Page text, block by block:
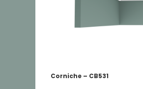
Corniche – CB531